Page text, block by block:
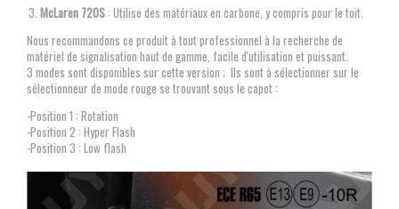
McLaren 720S: Utilise des matériaux en carbone, y compris pour le toit.
Nous recommandons ce produit à tout professionnel à la recherche de
matériel de signalisation haut de gamme, facile d'utilisation et puissant.
3 modes sont disponibles sur cette version ; Ils sont à sélectionner sur le
sélectionneur de mode rouge se trouvant sous le capot :
-Position 1 : Rotation
-Position 2 : Hyper Flash
-Position 3 : Low flash